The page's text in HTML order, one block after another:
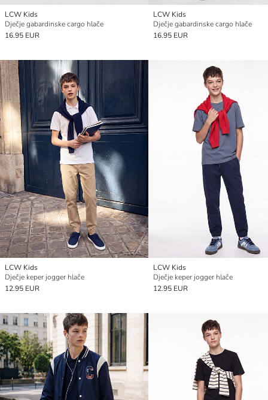
LCW Kids
Dječje gabardinske cargo hlače
16.95 EUR
LCW Kids
Dječje gabardinske cargo hlače
16.95 EUR
LCW Kids
Dječje keper jogger hlače
12.95 EUR
LCW Kids
Dječje keper jogger hlače
12.95 EUR